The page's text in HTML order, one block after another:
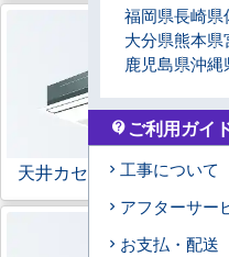
天井カセット形1方向
福岡県長崎県
大分県熊本県
鹿児島県沖縄
contact_support ご利用ガイ
工事について
アフターサー
お支払・配送